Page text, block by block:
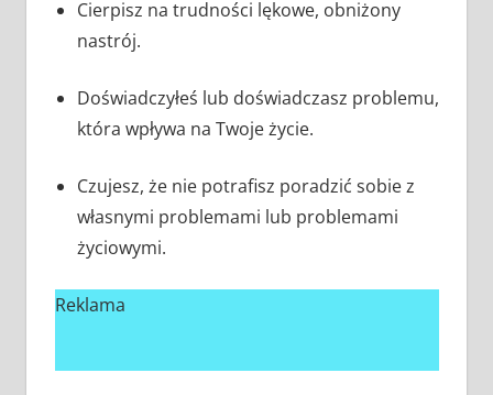
Cierpisz na trudności lękowe, obniżony
nastrój.
Doświadczyłeś lub doświadczasz problemu,
która wpływa na Twoje życie.
Czujesz, że nie potrafisz poradzić sobie z
własnymi problemami lub problemami
życiowymi.
Reklama